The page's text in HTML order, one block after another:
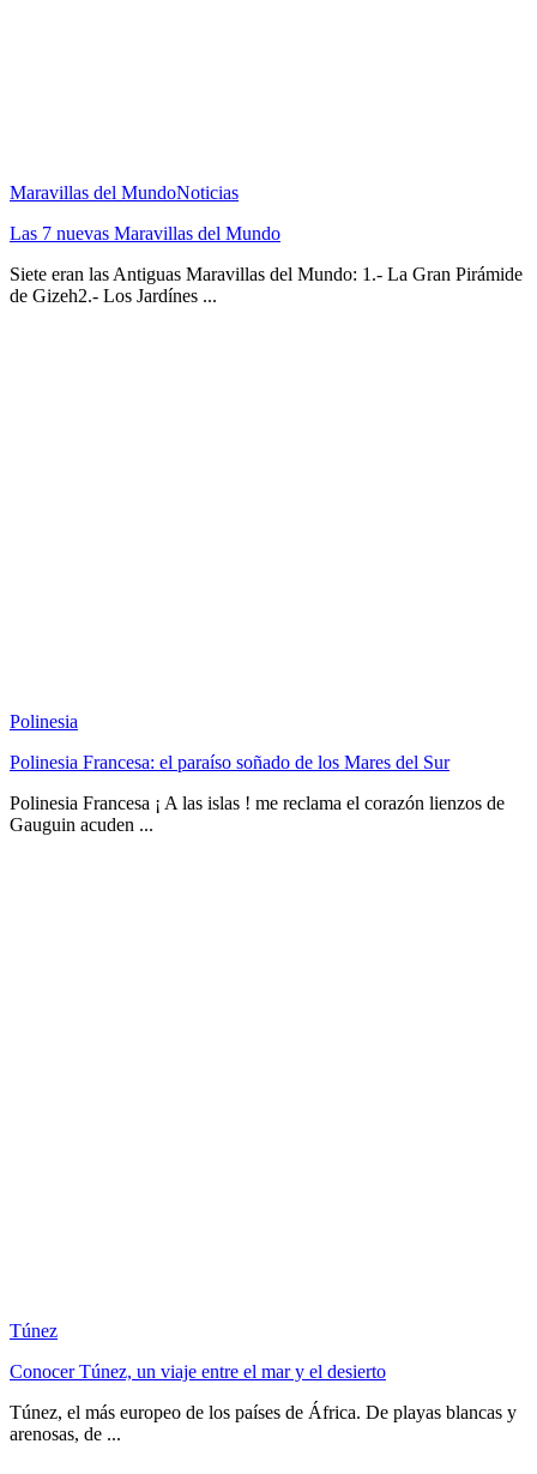
Maravillas del MundoNoticias
Las 7 nuevas Maravillas del Mundo
Siete eran las Antiguas Maravillas del Mundo: 1.- La Gran Pirámide
de Gizeh2.- Los Jardínes ...
Polinesia
Polinesia Francesa: el paraíso soñado de los Mares del Sur
Polinesia Francesa ¡ A las islas ! me reclama el corazón lienzos de
Gauguin acuden ...
Túnez
Conocer Túnez, un viaje entre el mar y el desierto
Túnez, el más europeo de los países de África. De playas blancas y
arenosas, de ...